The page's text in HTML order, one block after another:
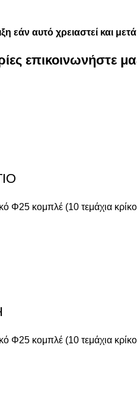
εάν αυτό χρειαστεί και
επικοινωνήστε
Φ25 κομπλέ (10 τεμάχια
Φ25 κομπλέ (10 τεμάχια